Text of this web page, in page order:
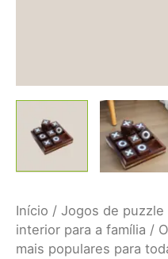
Início / Jogos de puzzle
interior para a família /
mais populares para